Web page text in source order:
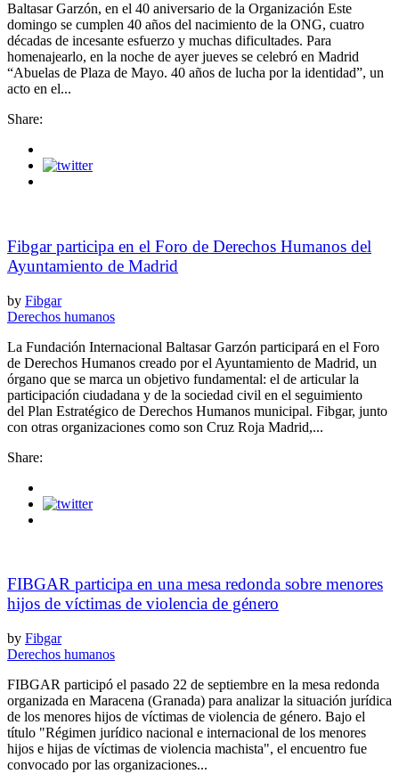
Baltasar Garzón, en el 40 aniversario de la Organización Este
domingo se cumplen 40 años del nacimiento de la ONG, cuatro
décadas de incesante esfuerzo y muchas dificultades. Para
homenajearlo, en la noche de ayer jueves se celebró en Madrid
“Abuelas de Plaza de Mayo. 40 años de lucha por la identidad”, un
acto en el...
Share:
Fibgar participa en el Foro de Derechos Humanos del
Ayuntamiento de Madrid
by Fibgar
Derechos humanos
La Fundación Internacional Baltasar Garzón participará en el Foro
de Derechos Humanos creado por el Ayuntamiento de Madrid, un
órgano que se marca un objetivo fundamental: el de articular la
participación ciudadana y de la sociedad civil en el seguimiento
del Plan Estratégico de Derechos Humanos municipal. Fibgar, junto
con otras organizaciones como son Cruz Roja Madrid,...
Share:
FIBGAR participa en una mesa redonda sobre menores
hijos de víctimas de violencia de género
by Fibgar
Derechos humanos
FIBGAR participó el pasado 22 de septiembre en la mesa redonda
organizada en Maracena (Granada) para analizar la situación jurídica
de los menores hijos de víctimas de violencia de género. Bajo el
título "Régimen jurídico nacional e internacional de los menores
hijos e hijas de víctimas de violencia machista", el encuentro fue
convocado por las organizaciones...